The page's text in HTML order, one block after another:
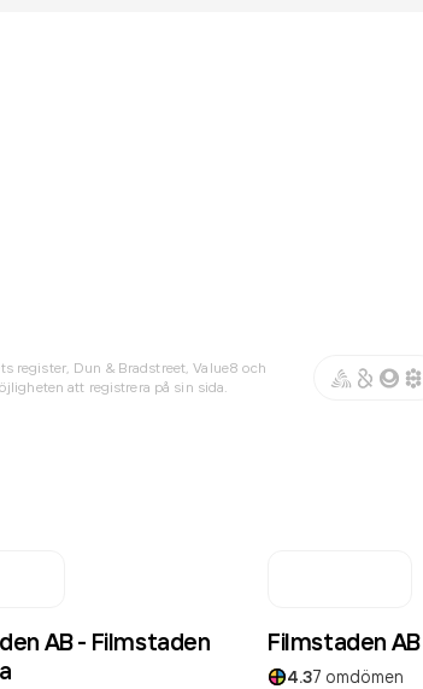
register, Dun & Bradstreet, Value8 och
att registrera på sin sida.
AB - Filmstaden
Filmstaden
4.37 omdömen